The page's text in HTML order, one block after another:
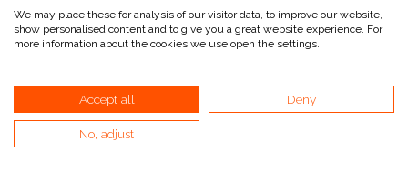
Collegamenti utili
We may place these for analysis of our visitor data, to improve our website,
show personalised content and to give you a great website experience. For
more information about the cookies we use open the settings.
Accept all Deny
No, adjust